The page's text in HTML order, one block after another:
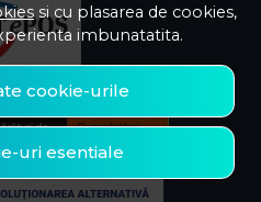
si cu plasarea de cookies,
imbunatatita.
cookie-urile
uri esentiale